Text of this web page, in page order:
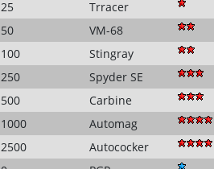
25
Trracer
50
VM-68
100
Stingray
250
Spyder SE
500
Carbine
1000
Automag
2500
Autococker